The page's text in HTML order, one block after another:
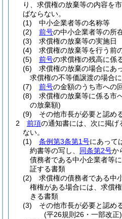
り、求償権の放棄等の内容を
ばならない。
(1)
中小企業者等の名称等
(2)
前号の中小企業者等の所
(3)
求償権の放棄等の実施日
(4)
求償権の放棄等を行う前
(5)
前号の求償権の残高に係
(6)
求償権の放棄の場合にあ
求償権の不等価譲渡の場合
(7)
前号の金額のうち市への
(8)
求償権の放棄等に係る市
の放棄額)
(9)
その他市長が必要と認め
2
前項の通知書には、次に掲げ
ない。
(1)
条例第3条第1号にあって
約書等の写し、 同条第2号か
債務者である中小企業者等
証する書類
(2)
求償権の債務者である中
権権がある場合には、求償
きる書類
(3)
その他市長が必要と認め
(平26規則26・一部改正)